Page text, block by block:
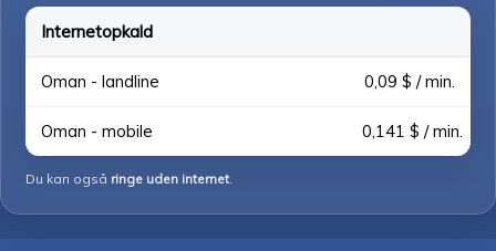
Internetopkald
Oman - landline 0,09 $ / min.
Oman - mobile 0,141 $ / min.
Du kan også ringe uden internet.